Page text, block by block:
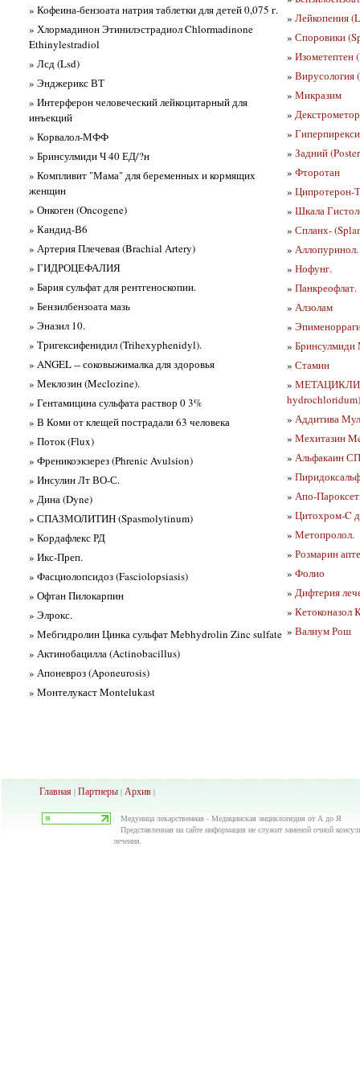
» Кофеина-бензоата натрия таблетки для детей 0,075 г.
» Хлормадинон Этинилэстрадиол Chlormadinone
Ethinylestradiol
» Лсд (Lsd)
» Энджерикс ВТ
» Интерферон человеческий лейкоцитарный для
инъекций
» Корвалол-МФФ
» Бринсулмиди Ч 40 ЕД/?н
» Компливит "Мама" для беременных и кормящих
женщин
» Онкоген (Oncogene)
» Кандид-В6
» Артерия Плечевая (Brachial Artery)
» ГИДРОЦЕФАЛИЯ
» Бария сульфат для рентгеноскопии.
» Бензилбензоата мазь
» Эназил 10.
» Тригексифенидил (Trihexyphenidyl).
» ANGEL -- соковыжималка для здоровья
» Меклозин (Meclozine).
» Гентамицина сульфата раствор 0 3%
» В Коми от клещей пострадали 63 человека
» Поток (Flux)
» Френикоэкзерез (Phrenic Avulsion)
» Инсулин Лт ВО-С.
» Дина (Dyne)
» СПАЗМОЛИТИН (Spasmolytinum)
» Кордафлекс РД
» Икс-Преп.
» Фасциолопсидоз (Fasciolopsiasis)
» Офтан Пилокарпин
» Элрокс.
» Мебгидролин Цинка сульфат Mebhydrolin Zinc sulfate
» Актинобацилла (Actinobacillus)
» Апоневроз (Aponeurosis)
» Монтелукаст Montelukast
» Лейкопения
» Споровики
» Изометептен
» Вирусология
» Микразим
»
»
» Задний
» Фторотан
» Ципротерон-
» Шкала
» Спланх-
» Аллопуринол.
» Нофунг.
» Панкреофлат.
» Алзолам
»
»
» Стамин
»
hydrochloridum)
» Аддитива
» Мехитазин
» Альфакаин СП
»
» Апо-
» Цитохром-C
» Метопролол.
» Розмарин
» Фолио
» Дифтерия
» Кетоконазол
» Валиум Рош
Главная | Партнеры | Архив |
Медуница лекарственная - Медицинская энциклопедия от А до Я
Представленная на сайте информация не служит заменой очной
лечения.